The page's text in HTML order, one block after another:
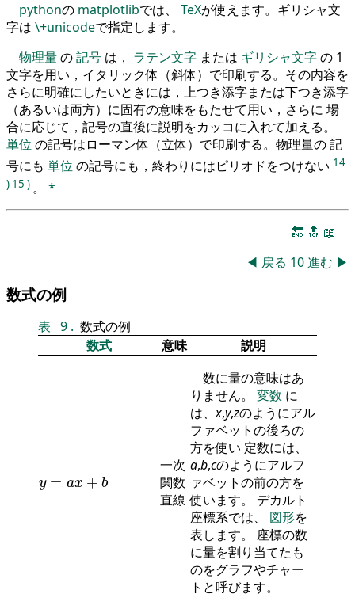
pythonの matplotlibでは、 TeXが使えます。ギリシャ文
字は \+unicodeで指定します。
物理量の記号 は， ラテン文字 または ギリシャ文字の 1
文字を用い，イタリック体（斜体）で印刷する。その内容を
さらに明確にしたいときには，上つき添字または下つき添字
（あるいは両方）に固有の意味をもたせて用い，さらに 場
合に応じて，記号の直後に説明をカッコに入れて加える。
単位 の記号はローマン体（立体）で印刷する。物理量の 記
号にも 単位の記号にも，終わりにはピリオドをつけない 14
) 15 ) 。 *
🔚 🔝 📖
◀ 戻る 10進む ▶
数式の例
表 9 . 数式の例
数式
意味 説明
y = ax + b
y x+b
一次
関数
直線
数に量の意味はあ
りません。 変数 に
は、x,y,zのようにアル
ファベットの後ろの
方を使い 定数には、
a,b,cのようにアルフ
ァベットの前の方を
使います。 デカルト
座標系では、 図形を
表します。 座標の数
に量を割り当てたも
のをグラフやチャー
トと呼びます。